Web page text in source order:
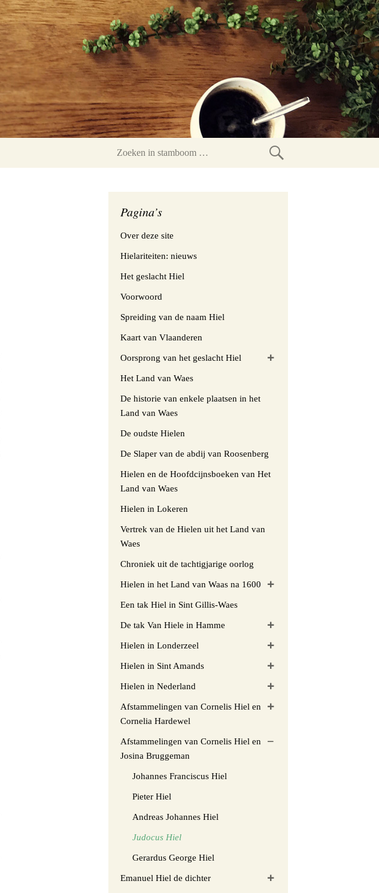
Zoeken
Pagina’s
Over deze site
Hielariteiten: nieuws
Het geslacht Hiel
Voorwoord
Spreiding van de naam Hiel
Kaart van Vlaanderen
Oorsprong van het geslacht Hiel
Het Land van Waes
De historie van enkele plaatsen in het
Land van Waes
De oudste Hielen
De Slaper van de abdij van Roosenberg
Hielen en de Hoofdcijnsboeken van Het
Land van Waes
Hielen in Lokeren
Vertrek van de Hielen uit het Land van
Waes
Chroniek uit de tachtigjarige oorlog
Hielen in het Land van Waas na 1600
Een tak Hiel in Sint Gillis-Waes
De tak Van Hiele in Hamme
Hielen in Londerzeel
Hielen in Sint Amands
Hielen in Nederland
Afstammelingen van Cornelis Hiel en
Cornelia Hardewel
Afstammelingen van Cornelis Hiel en
Josina Bruggeman
Johannes Franciscus Hiel
Pieter Hiel
Andreas Johannes Hiel
Judocus Hiel
Gerardus George Hiel
Emanuel Hiel de dichter